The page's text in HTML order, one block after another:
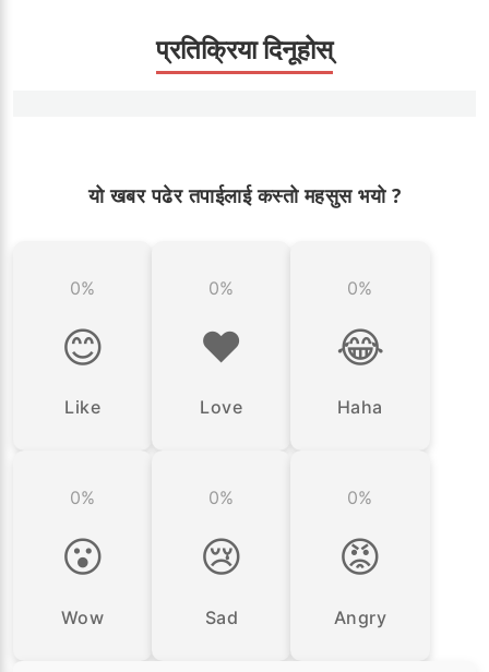
प्रतिक्रिया दिनूहोस्
यो खबर पढेर तपाईलाई कस्तो महसुस भयो ?
0%
😊
Like
0%
❤️
Love
0%
😂
Haha
0%
😮
Wow
0%
😢
Sad
0%
😡
Angry